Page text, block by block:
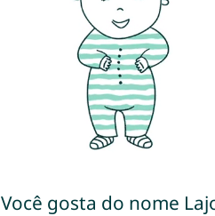
Você gosta do nome